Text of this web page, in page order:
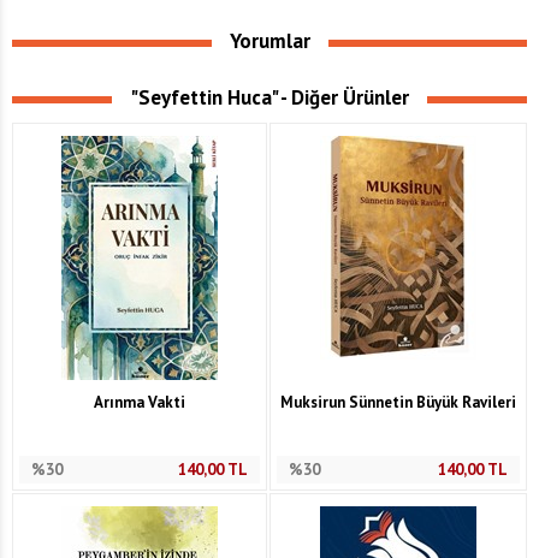
Yorumlar
"Seyfettin Huca" - Diğer Ürünler
Arınma Vakti
%30 140,00TL
Muksirun Sünnetin Büyük Ravileri
%30 140,00TL